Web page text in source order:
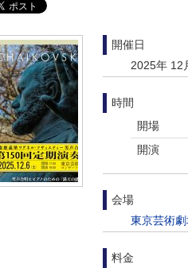
開催日
2025年 12
時間
開場
開演
会場
東京芸術
料金